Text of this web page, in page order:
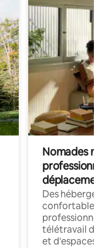
Nomades
déplacement
Des
confortables
professionnels
télétravail
et d'espaces